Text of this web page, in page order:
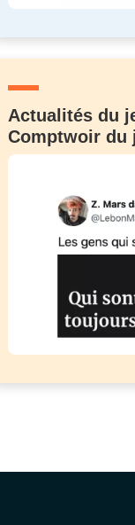
Actualités du
Comptwoir du